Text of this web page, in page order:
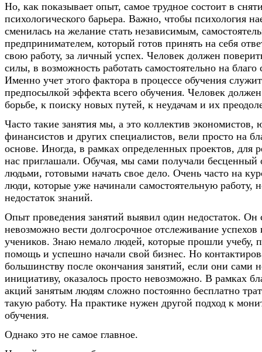
Но, как показывает опыт, самое трудное состоит в
психологического барьера. Важно, чтобы психология
сменилась на желание стать независимым,
предпринимателем, который готов принять на себя
свою работу, за личный успех. Человек должен
силы, в возможность работать самостоятельно на благо
Именно учет этого фактора в процессе обучения
предпосылкой эффекта всего обучения. Человек
борьбе, к поиску новых путей, к неудачам и их
Часто такие занятия мы, а это коллектив экономистов,
финансистов и других специалистов, вели просто на
основе. Иногда, в рамках определенных проектов, для
нас приглашали. Обучая, мы сами получали бесценный
людьми, готовыми начать свое дело. Очень часто на
люди, которые уже начинали самостоятельную работу,
недостаток знаний.
Опыт проведения занятий выявил один недостаток. Он
невозможно вести долгосрочное отслеживание
учеников. Знаю немало людей, которые прошли учебу,
помощь и успешно начали свой бизнес. Но
большинству после окончания занятий, если они сами
инициативу, оказалось просто невозможно. В рамках
акций занятым людям сложно постоянно бесплатно
такую работу. На практике нужен другой подход к
обучения.
Однако это не самое главное.